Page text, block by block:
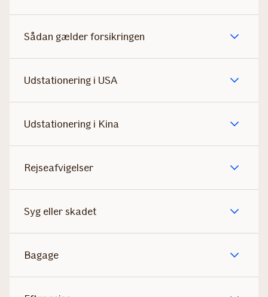
Sådan gælder forsikringen
Udstationering i USA
Udstationering i Kina
Rejseafvigelser
Syg eller skadet
Bagage